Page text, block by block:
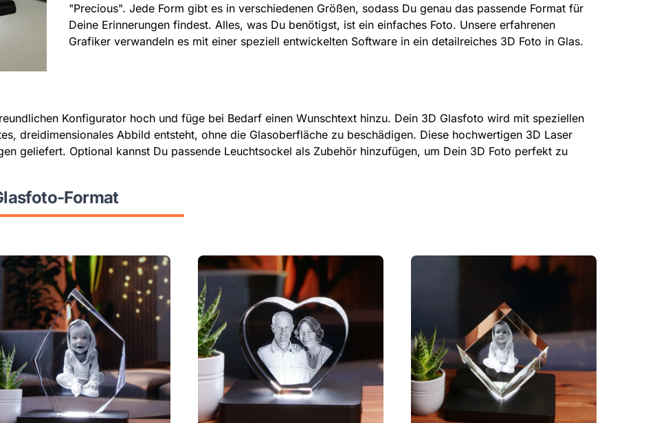
"Precious". Jede Form gibt es in verschiedenen Größen, sodass Du genau das passende Format für
Deine Erinnerungen findest. Alles, was Du benötigst, ist ein einfaches Foto. Unsere erfahrenen
Grafiker verwandeln es mit einer speziell entwickelten Software in ein detailreiches 3D Foto in Glas.
Konfigurator hoch und füge bei Bedarf einen Wunschtext hinzu. Dein 3D Glasfoto wird mit speziellen
dreidimensionales Abbild entsteht, ohne die Glasoberfläche zu beschädigen. Diese hochwertigen 3D Laser
geliefert. Optional kannst Du passende Leuchtsockel als Zubehör hinzufügen, um Dein 3D Foto perfekt zu
Format